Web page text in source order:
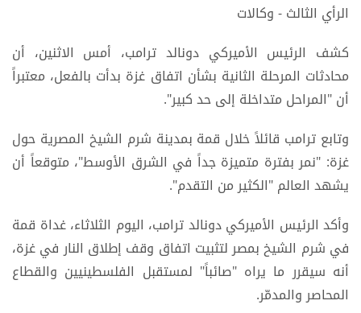
الرأي الثالث - وكالات
كشف الرئيس الأميركي دونالد ترامب، أمس الاثنين، أن
محادثات المرحلة الثانية بشأن اتفاق غزة بدأت بالفعل، معتبراً
أن "المراحل متداخلة إلى حد كبير".
وتابع ترامب قائلاً خلال قمة بمدينة شرم الشيخ المصرية حول
غزة: "نمر بفترة متميزة جداً في الشرق الأوسط"، متوقعاً أن
يشهد العالم "الكثير من التقدم".
وأكد الرئيس الأميركي دونالد ترامب، اليوم الثلاثاء، غداة قمة
في شرم الشيخ بمصر لتثبيت اتفاق وقف إطلاق النار في غزة،
أنه سيقرر ما يراه "صائباً" لمستقبل الفلسطينيين والقطاع
المحاصر والمدمّر.